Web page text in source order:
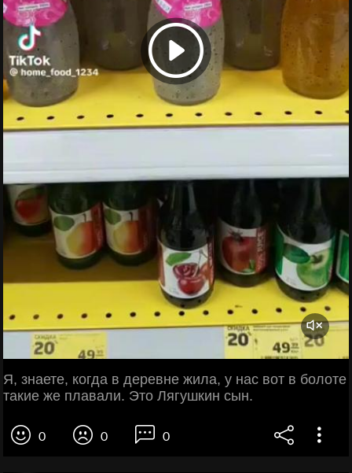
Я, знаете, когда в деревне жила, у нас вот в болоте
такие же плавали. Это Лягушкин сын.
0 0 0